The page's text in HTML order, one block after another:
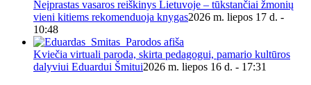
Neįprastas vasaros reiškinys Lietuvoje – tūkstančiai žmonių
vieni kitiems rekomenduoja knygas2026 m. liepos 17 d. -
10:48
Kviečia virtuali paroda, skirta pedagogui, pamario kultūros
dalyviui Eduardui Šmitui2026 m. liepos 16 d. - 17:31